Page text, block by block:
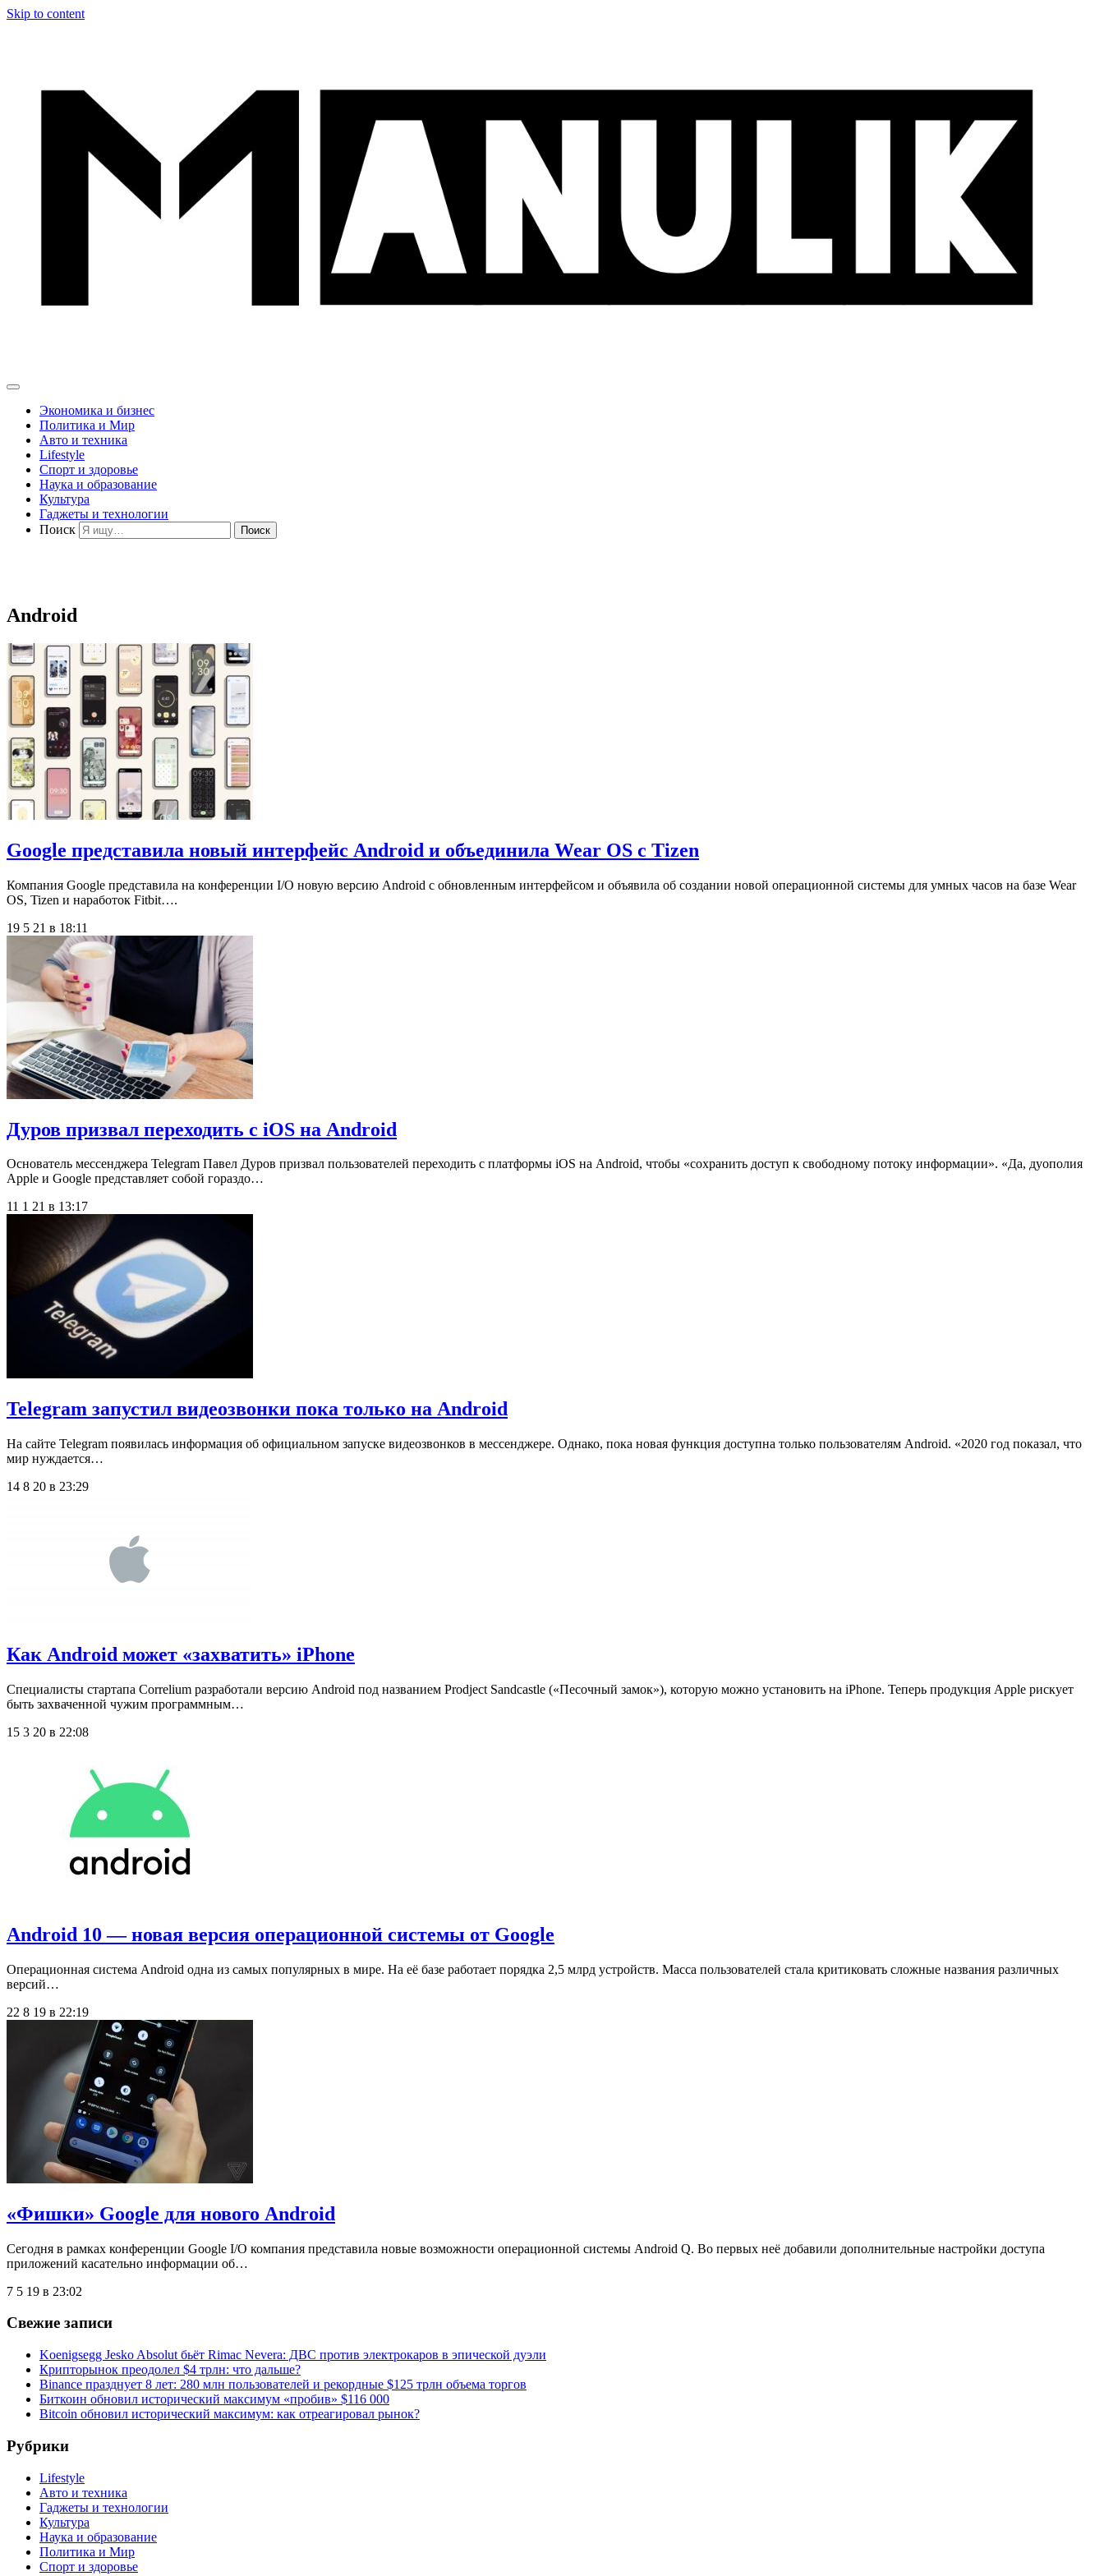
Skip to content
Экономика и бизнес
Политика и Мир
Авто и техника
Lifestyle
Спорт и здоровье
Наука и образование
Культура
Гаджеты и технологии
Поиск
Android
Google представила новый интерфейс Android и объединила Wear OS с Tizen
Компания Google представила на конференции I/O новую версию Android с обновленным интерфейсом и объявила об создании новой операционной системы для умных часов на базе Wear
OS, Tizen и наработок Fitbit….
19 5 21 в 18:11
Дуров призвал переходить с iOS на Android
Основатель мессенджера Telegram Павел Дуров призвал пользователей переходить с платформы iOS на Android, чтобы «сохранить доступ к свободному потоку информации». «Да, дуополия
Apple и Google представляет собой гораздо…
11 1 21 в 13:17
Telegram запустил видеозвонки пока только на Android
На сайте Telegram появилась информация об официальном запуске видеозвонков в мессенджере. Однако, пока новая функция доступна только пользователям Android. «2020 год показал, что
мир нуждается…
14 8 20 в 23:29
Как Android может «захватить» iPhone
Специалисты стартапа Correlium разработали версию Android под названием Prodject Sandcastle («Песочный замок»), которую можно установить на iPhone. Теперь продукция Apple рискует
быть захваченной чужим программным…
15 3 20 в 22:08
Android 10 — новая версия операционной системы от Google
Операционная система Android одна из самых популярных в мире. На её базе работает порядка 2,5 млрд устройств. Масса пользователей стала критиковать сложные названия различных
версий…
22 8 19 в 22:19
«Фишки» Google для нового Android
Сегодня в рамках конференции Google I/O компания представила новые возможности операционной системы Android Q. Во первых неё добавили дополнительные настройки доступа
приложений касательно информации об…
7 5 19 в 23:02
Свежие записи
Koenigsegg Jesko Absolut бьёт Rimac Nevera: ДВС против электрокаров в эпической дуэли
Крипторынок преодолел $4 трлн: что дальше?
Binance празднует 8 лет: 280 млн пользователей и рекордные $125 трлн объема торгов
Биткоин обновил исторический максимум «пробив» $116 000
Bitcoin обновил исторический максимум: как отреагировал рынок?
Рубрики
Lifestyle
Авто и техника
Гаджеты и технологии
Культура
Наука и образование
Политика и Мир
Спорт и здоровье